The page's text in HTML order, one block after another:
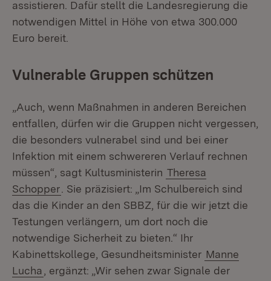
assistieren. Dafür stellt die Landesregierung die
notwendigen Mittel in Höhe von etwa 300.000
Euro bereit.
Vulnerable Gruppen schützen
„Auch, wenn Maßnahmen in anderen Bereichen
entfallen, dürfen wir die Gruppen nicht vergessen,
die besonders vulnerabel sind und bei einer
Infektion mit einem schwereren Verlauf rechnen
müssen“, sagt Kultusministerin Theresa
Schopper . Sie präzisiert: „Im Schulbereich sind
das die Kinder an den SBBZ, für die wir jetzt die
Testungen verlängern, um dort noch die
notwendige Sicherheit zu bieten.“ Ihr
Kabinettskollege, Gesundheitsminister Manne
Lucha
, ergänzt: „Wir sehen zwar Signale der